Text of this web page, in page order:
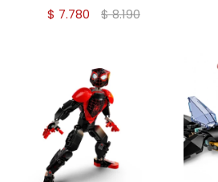
$ 7.780 $8.190